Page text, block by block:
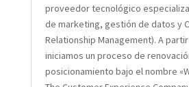
proveedor tecnológico
de marketing, gestión de datos y
Relationship Management). A
iniciamos un proceso de
posicionamiento bajo el nombre